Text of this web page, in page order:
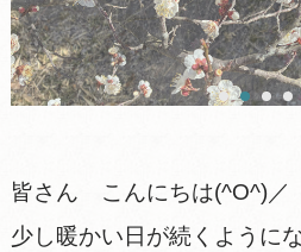
皆さん こんにちは(^O^)／
少し暖かい日が続くように